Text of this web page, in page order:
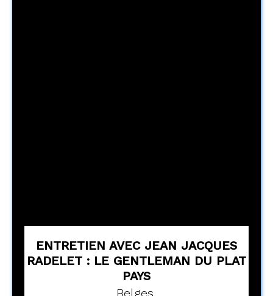
ENTRETIEN AVEC JEAN JACQUES
RADELET : LE GENTLEMAN DU PLAT
PAYS
Belges